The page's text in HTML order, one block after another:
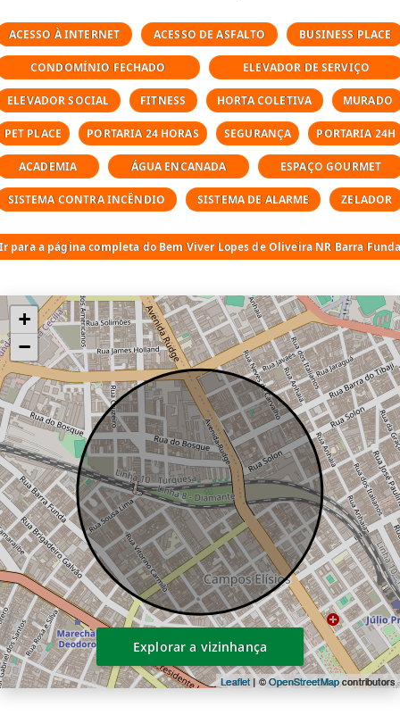
Características
23 a 34 m²
1 a 2 quarto(s)
0 suite(s)
1 banheiro(s)
0 vaga(s)
Unidades não residenciais (serviço de
moradia): Studio de 24,53m² a 33,73m² e 2
ACESSO À INTERNET ACESSO DE ASFALTO BUSINESS PLACE
CONDOMÍNIO FECHADO ELEVADOR DE SERVIÇO
ELEVADOR SOCIAL FITNESS HORTA COLETIVA MURADO
PET PLACE PORTARIA 24 HORAS SEGURANÇA PORTARIA 24H
ACADEMIA ÁGUA ENCANADA ESPAÇO GOURMET
SISTEMA CONTRA INCÊNDIO SISTEMA DE ALARME ZELADOR
para a página completa do Bem Viver Lopes de Oliveira NR Barra
+
−
Leaflet | ©OpenStreetMapcontributors
Explorar a vizinhança